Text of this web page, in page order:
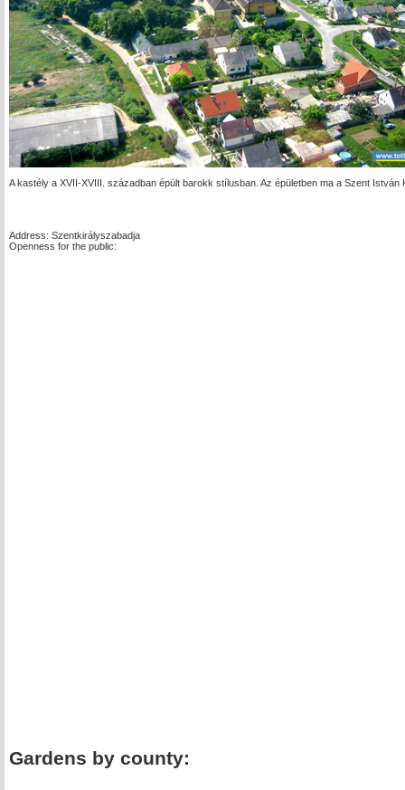
A kastély a XVII-XVIII. században épült barokk stílusban. Az épületben ma a Szent István
Address: Szentkirályszabadja
Openness for the public:
Gardens by county: